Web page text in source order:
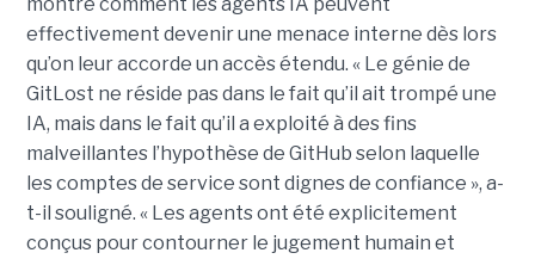
effectivement devenir une menace interne dès lors
qu’on leur accorde un accès étendu. « Le génie de
GitLost ne réside pas dans le fait qu’il ait trompé une
IA, mais dans le fait qu’il a exploité à des fins
malveillantes l’hypothèse de GitHub selon laquelle
les comptes de service sont dignes de confiance », a-
t-il souligné. « Les agents ont été explicitement
conçus pour contourner le jugement humain et